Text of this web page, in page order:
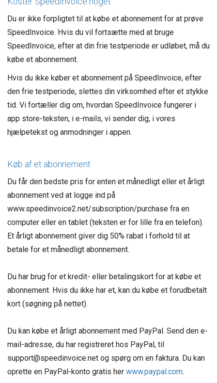
Du er ikke forpligtet til at købe et abonnement for at prøve
SpeedInvoice. Hvis du vil fortsætte med at bruge
SpeedInvoice, efter at din frie testperiode er udløbet, må du
købe et abonnement.
Hvis du ikke køber et abonnement på SpeedInvoice, efter
den frie testperiode, slettes din virksomhed efter et stykke
tid. Vi fortæller dig om, hvordan SpeedInvoice fungerer i
app store-teksten, i e-mails, vi sender dig, i vores
hjælpetekst og anmodninger i appen.
Køb af et abonnement
Du får den bedste pris for enten et månedligt eller et årligt
abonnement ved at logge ind på
www.speedinvoice2.net/subscription/purchase fra en
computer eller en tablet (teksten er for lille fra en telefon).
Et årligt abonnement giver dig 50% rabat i forhold til at
betale for et månedligt abonnement.
Du har brug for et kredit- eller betalingskort for at købe et
abonnement. Hvis du ikke har et, kan du købe et forudbetalt
kort (søgning på nettet).
Du kan købe et årligt abonnement med PayPal. Send den e-
mail-adresse, du har registreret hos PayPal, til
support@speedinvoice.net og spørg om en faktura. Du kan
oprette en PayPal-konto gratis her www.paypal.com.